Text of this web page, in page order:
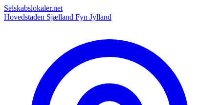
Selskabslokaler.net
Hovedstaden Sjælland Fyn Jylland